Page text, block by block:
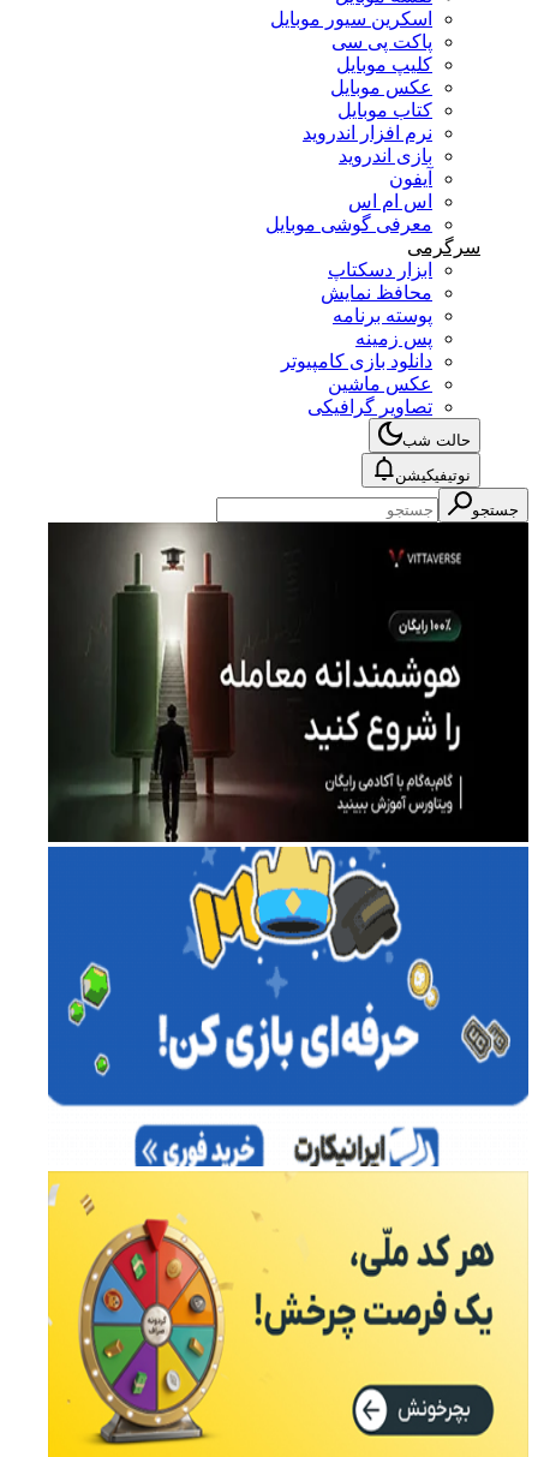
اسکرین سیور موبایل
پاکت پی سی
کلیپ موبایل
عکس موبایل
کتاب موبایل
نرم افزار اندروید
بازی اندروید
آیفون
اس ام اس
معرفی گوشی موبایل
سرگرمی
ابزار دسکتاپ
محافظ نمایش
پوسته برنامه
پس زمینه
دانلود بازی کامپیوتر
عکس ماشین
تصاویر گرافیکی
حالت شب
نوتیفیکیشن
جستجو